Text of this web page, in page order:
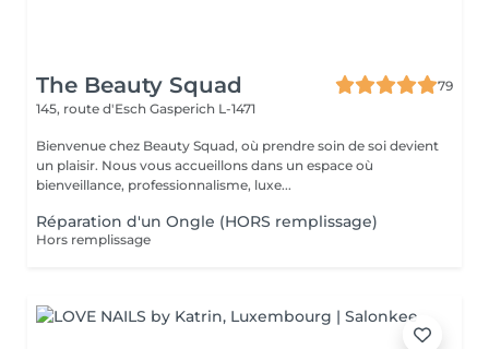
The Beauty Squad
79
145, route d'Esch Gasperich L-1471
Bienvenue chez Beauty Squad, où prendre soin de soi devient
un plaisir. Nous vous accueillons dans un espace où
bienveillance, professionnalisme, luxe...
Réparation d'un Ongle (HORS remplissage)
Hors remplissage